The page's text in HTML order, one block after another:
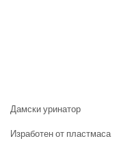
Дамски уринатор
Изработен от пластмаса